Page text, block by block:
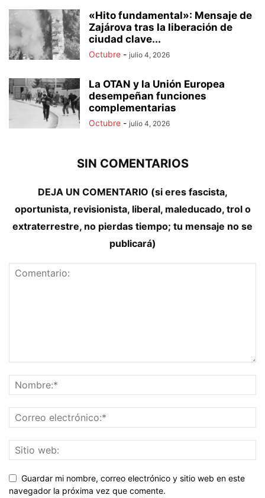
«Hito fundamental»: Mensaje de
Zajárova tras la liberación de
ciudad clave...
Octubre - julio 4, 2026
La OTAN y la Unión Europea
desempeñan funciones
complementarias
Octubre - julio 4, 2026
SIN COMENTARIOS
DEJA UN COMENTARIO (si eres fascista,
oportunista, revisionista, liberal, maleducado, trol o
extraterrestre, no pierdas tiempo; tu mensaje no se
publicará)
Guardar mi nombre, correo electrónico y sitio web en este
navegador la próxima vez que comente.